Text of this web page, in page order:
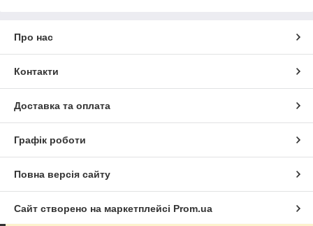
Про нас
Контакти
Доставка та оплата
Графік роботи
Повна версія сайту
Сайт створено на маркетплейсі Prom.ua